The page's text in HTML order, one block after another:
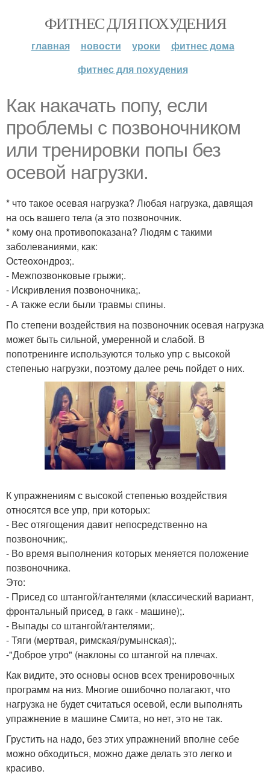
ФИТНЕС ДЛЯ ПОХУДЕНИЯ
главная новости уроки
фитнес дома
фитнес для похудения
Как накачать попу, если
проблемы с позвоночником
или тренировки попы без
осевой нагрузки.
* что такое осевая нагрузка? Любая нагрузка, давящая
на ось вашего тела (а это позвоночник.
* кому она противопоказана? Людям с такими
заболеваниями, как:
Остеохондроз;.
- Межпозвонковые грыжи;.
- Искривления позвоночника;.
- А также если были травмы спины.
По степени воздействия на позвоночник осевая нагрузка
может быть сильной, умеренной и слабой. В
попотренинге используются только упр с высокой
степенью нагрузки, поэтому далее речь пойдет о них.
К упражнениям с высокой степенью воздействия
относятся все упр, при которых:
- Вес отягощения давит непосредственно на
позвоночник;.
- Во время выполнения которых меняется положение
позвоночника.
Это:
- Присед со штангой/гантелями (классический вариант,
фронтальный присед, в гакк - машине);.
- Выпады со штангой/гантелями;.
- Тяги (мертвая, римская/румынская);.
-"Доброе утро" (наклоны со штангой на плечах.
Как видите, это основы основ всех тренировочных
программ на низ. Многие ошибочно полагают, что
нагрузка не будет считаться осевой, если выполнять
упражнение в машине Смита, но нет, это не так.
Грустить на надо, без этих упражнений вполне себе
можно обходиться, можно даже делать это легко и
красиво.